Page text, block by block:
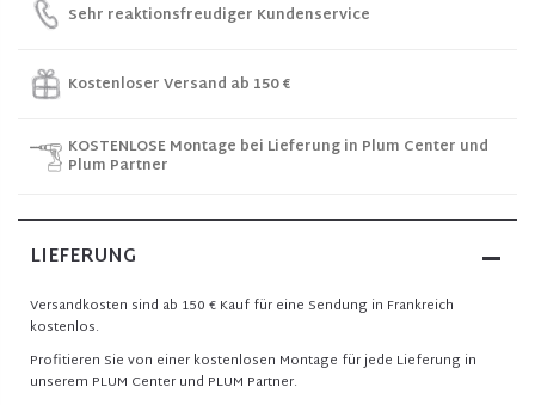
Sehr reaktionsfreudiger Kundenservice
Kostenloser Versand ab 150 €
KOSTENLOSE Montage bei Lieferung in Plum Center und
Plum Partner
LIEFERUNG
Versandkosten sind ab 150 € Kauf für eine Sendung in Frankreich
kostenlos.
Profitieren Sie von einer kostenlosen Montage für jede Lieferung in
unserem PLUM Center und PLUM Partner.